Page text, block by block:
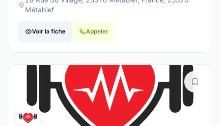
Métabief
Voir la fiche Appeler